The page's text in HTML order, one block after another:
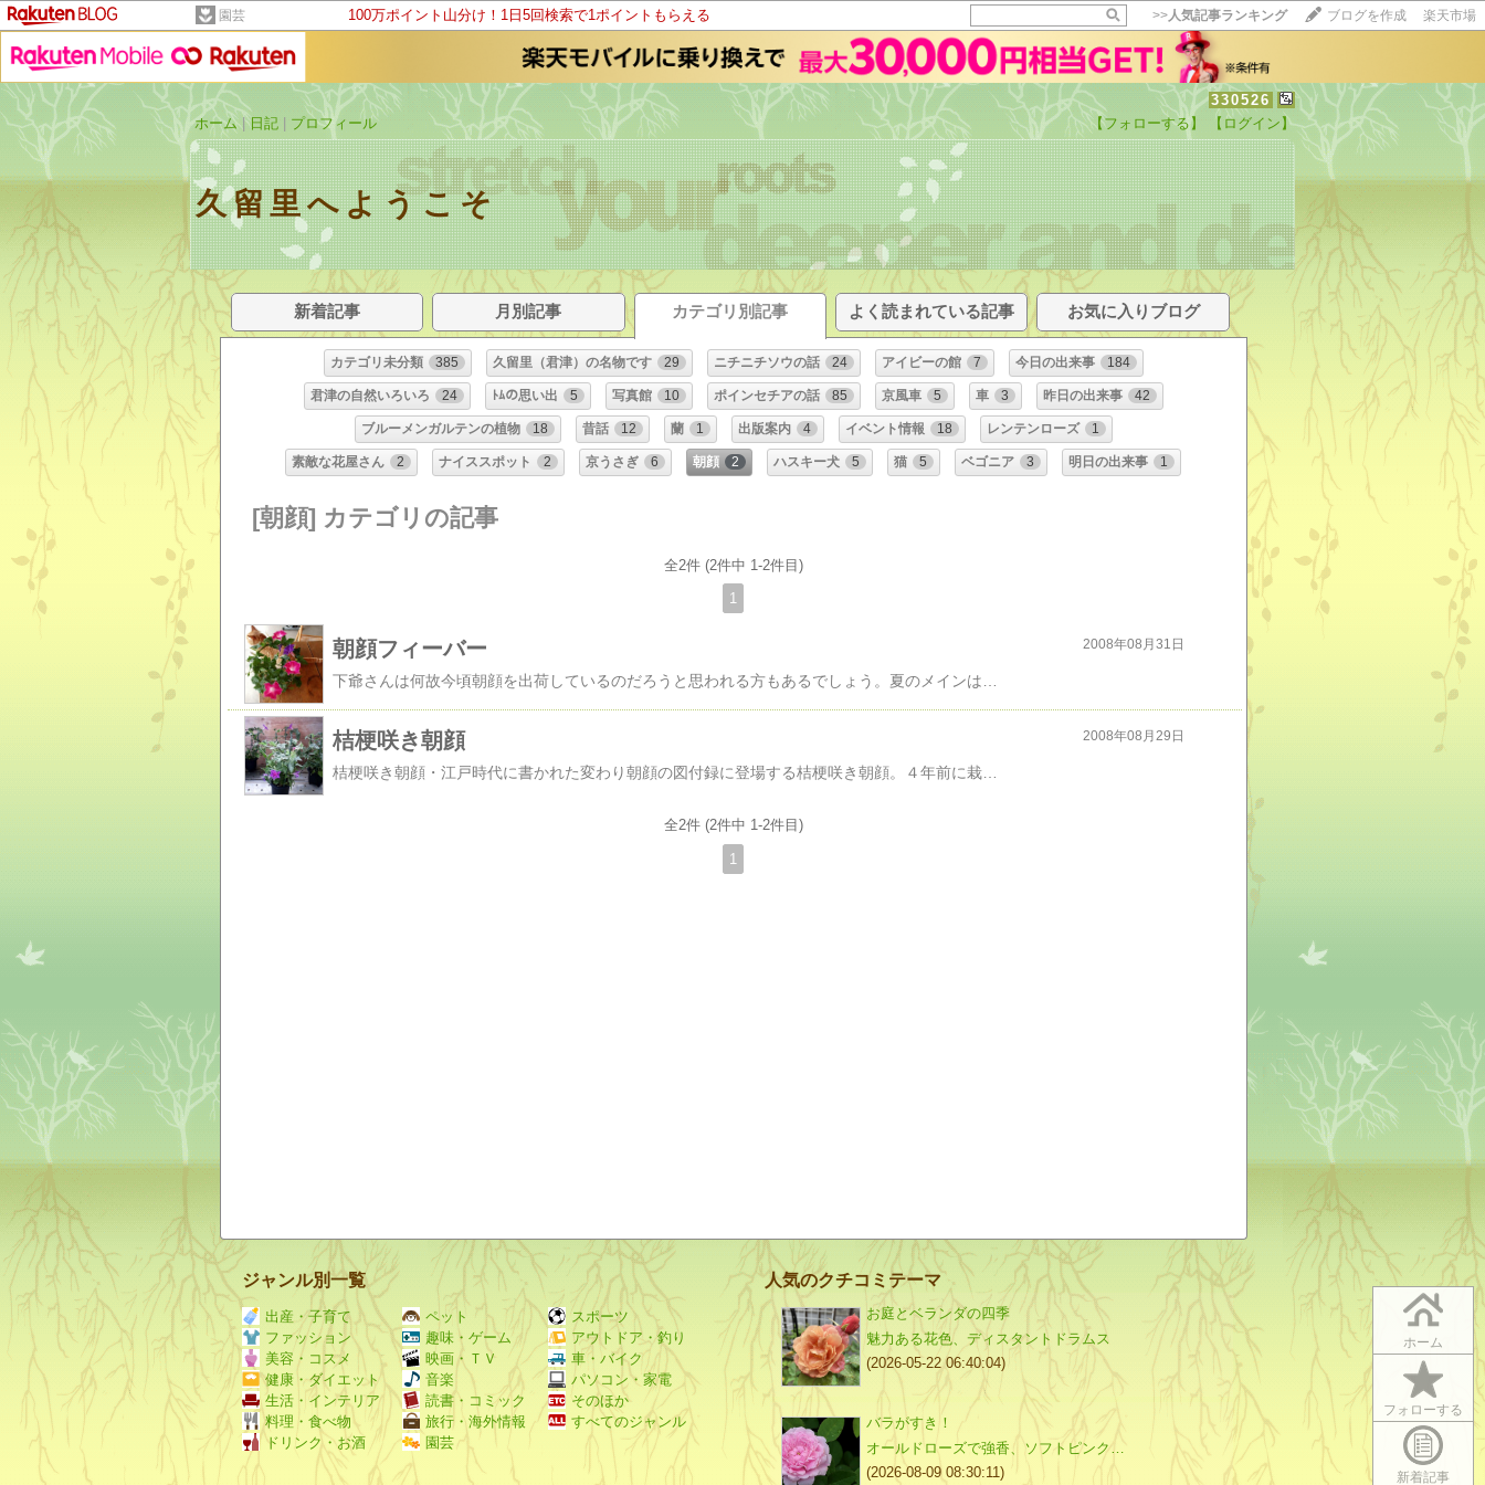
園芸 100万ポイント山分け！1日5回検索で1ポイントもらえる >>人気記事ランキング ブログを作成 楽天市場
330526
ホーム| 日記 プロフィール 【フォローする】 【ログイン】
久留里へようこそ
ホーム
フォローする
新着記事
新着記事 月別記事 カテゴリ別記事 よく読まれている記事 お気に入りブログ
カテゴリ未分類 385 久留里（君津）の名物です 29 ニチニチソウの話 24 アイビーの館 7 今日の出来事 184
君津の自然いろいろ 24 ﾄﾑの思い出 5 写真館 10 ポインセチアの話 85 京風車 5 車 3 昨日の出来事 42
ブルーメンガルテンの植物 18 昔話 12 蘭 1 出版案内 4 イベント情報 18 レンテンローズ 1
素敵な花屋さん 2 ナイススポット 2 京うさぎ 6 朝顔 2 ハスキー犬 5 猫 5 ベゴニア 3 明日の出来事 1
[朝顔] カテゴリの記事
全2件 (2件中 1-2件目)
1
朝顔フィーバー 2008年08月31日
桔梗咲き朝顔
桔梗咲き朝顔・江戸時代に書かれた変わり朝顔の図付録に登場する桔梗咲き朝顔。４年前に栽培して素晴らしい園芸植物だと感激、しかし朝顔の鉢物は毎日つるがびゅンびゅン伸びるので大変手がかかり栽培品目に入れることができなかったのですが、どうしてもまた作ってみたくなり久しぶりに種を播きました。初挑戦の際に種苗会社に開花期を問い合わせると、わからないのでいつまで咲いたか教えて欲しいと言われてしまいました。植物の世話をするのが本当に上手な農場のスタッフＴさんに託して調査してもらうとなんと年を越して１月１７日まで咲き続けたのです。
2008年08月29日
全2件 (2件中 1-2件目)
1
ジャンル別一覧
出産・子育て
ファッション
美容・コスメ
健康・ダイエット
生活・インテリア
料理・食べ物
ドリンク・お酒
ペット
趣味・ゲーム
映画・ＴＶ
音楽
読書・コミック
旅行・海外情報
園芸
スポーツ
アウトドア・釣り
車・バイク
パソコン・家電
そのほか
すべてのジャンル
人気のクチコミテーマ
お庭とベランダの四季
魅力ある花色、ディスタントドラムス
(2026-05-22 06:40:04)
バラがすき！
オールドローズで強香、ソフトピンク…
(2026-08-09 08:30:11)